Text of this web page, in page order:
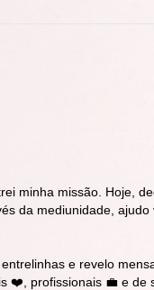
minha missão. Hoje,
da mediunidade,
e revelo
❤️, profissionais 💼 e de